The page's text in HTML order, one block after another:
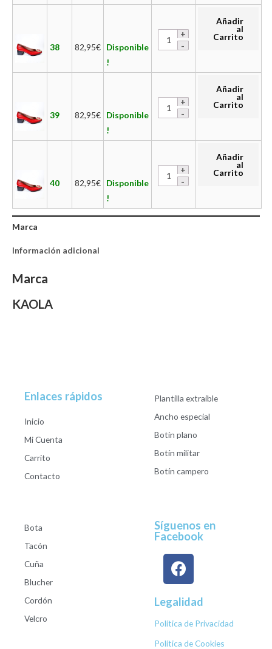
38 82,95€ Disponible
!
Añadir
al
Carrito
39 82,95€ Disponible
!
Añadir
al
Carrito
40 82,95€ Disponible
!
Añadir
al
Carrito
Marca
Información adicional
Marca
KAOLA
Enlaces rápidos
Inicio
Mi Cuenta
Carrito
Contacto
Plantilla extraible
Ancho especial
Botín plano
Botín militar
Botín campero
Bota
Tacón
Cuña
Blucher
Cordón
Velcro
Síguenos en
Facebook
Legalidad
Política de Privacidad
Política de Cookies